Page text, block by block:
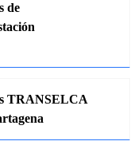
de
TRANSELCA